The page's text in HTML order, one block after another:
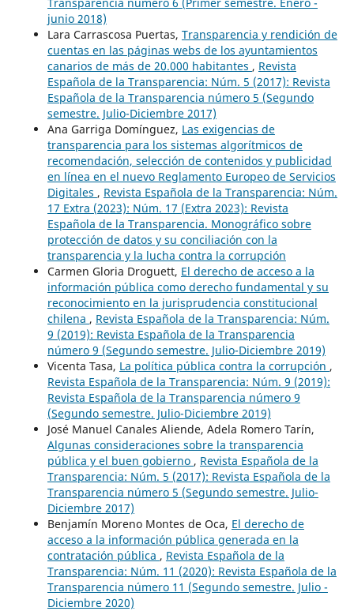
junio 2018)
Lara Carrascosa Puertas, Transparencia y rendición de
cuentas en las páginas webs de los ayuntamientos
canarios de más de 20.000 habitantes , Revista
Española de la Transparencia: Núm. 5 (2017): Revista
Española de la Transparencia número 5 (Segundo
semestre. Julio-Diciembre 2017)
Ana Garriga Domínguez, Las exigencias de
transparencia para los sistemas algorítmicos de
recomendación, selección de contenidos y publicidad
en línea en el nuevo Reglamento Europeo de Servicios
Digitales , Revista Española de la Transparencia: Núm.
17 Extra (2023): Núm. 17 (Extra 2023): Revista
Española de la Transparencia. Monográfico sobre
protección de datos y su conciliación con la
transparencia y la lucha contra la corrupción
Carmen Gloria Droguett, El derecho de acceso a la
información pública como derecho fundamental y su
reconocimiento en la jurisprudencia constitucional
chilena , Revista Española de la Transparencia: Núm.
9 (2019): Revista Española de la Transparencia
número 9 (Segundo semestre. Julio-Diciembre 2019)
Vicenta Tasa, La política pública contra la corrupción ,
Revista Española de la Transparencia: Núm. 9 (2019):
Revista Española de la Transparencia número 9
(Segundo semestre. Julio-Diciembre 2019)
José Manuel Canales Aliende, Adela Romero Tarín,
Algunas consideraciones sobre la transparencia
pública y el buen gobierno , Revista Española de la
Transparencia: Núm. 5 (2017): Revista Española de la
Transparencia número 5 (Segundo semestre. Julio-
Diciembre 2017)
Benjamín Moreno Montes de Oca, El derecho de
acceso a la información pública generada en la
contratación pública , Revista Española de la
Transparencia: Núm. 11 (2020): Revista Española de la
Transparencia número 11 (Segundo semestre. Julio -
Diciembre 2020)